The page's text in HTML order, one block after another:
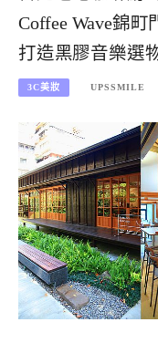
Coffee Wave錦
打造黑膠音樂選
3C美妝 UPSSMILE